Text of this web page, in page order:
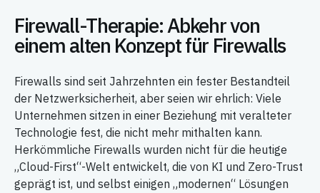
Firewall-Therapie: Abkehr von
einem alten Konzept für Firewalls
Firewalls sind seit Jahrzehnten ein fester Bestandteil
der Netzwerksicherheit, aber seien wir ehrlich: Viele
Unternehmen sitzen in einer Beziehung mit veralteter
Technologie fest, die nicht mehr mithalten kann.
Herkömmliche Firewalls wurden nicht für die heutige
„Cloud-First“-Welt entwickelt, die von KI und Zero-Trust
geprägt ist, und selbst einigen „modernen“ Lösungen